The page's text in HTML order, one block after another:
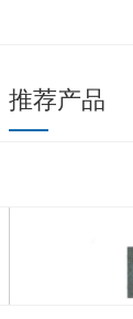
推荐产品